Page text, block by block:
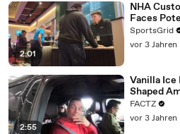
2:01
NHA
Faces
SportsGrid
vor 3 Jahren
2:55
Vanilla Ice
Shaped
FACTZ
vor 3 Jahren